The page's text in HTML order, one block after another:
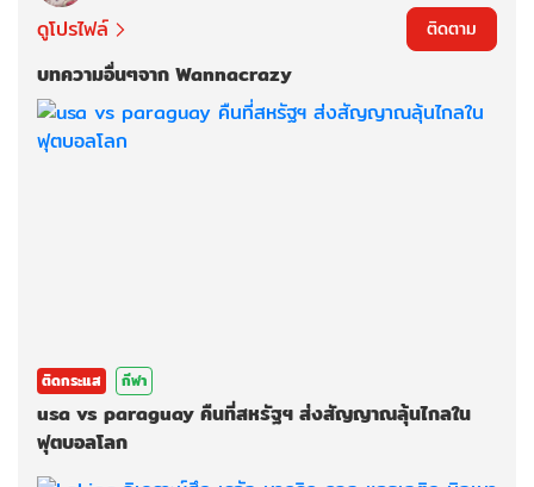
ดูโปรไฟล์
ติดตาม
บทความอื่นๆจาก Wannacrazy
ติดกระแส กีฬา
usa vs paraguay คืนที่สหรัฐฯ ส่งสัญญาณลุ้นไกลใน
ฟุตบอลโลก